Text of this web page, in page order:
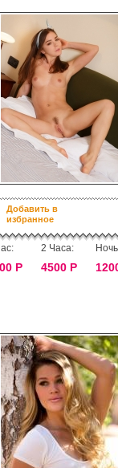
Добавить в
избранное
Р
2 Часа:
4500 Р